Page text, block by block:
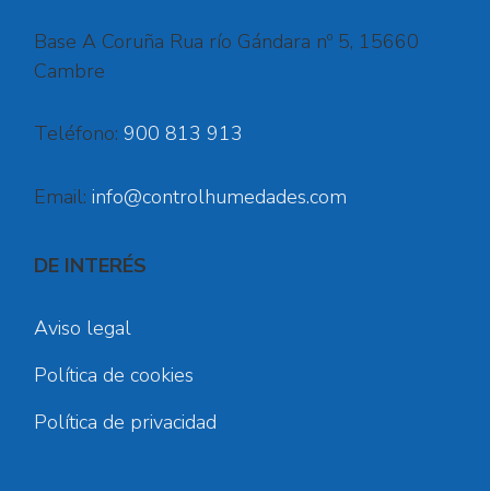
Base A Coruña Rua río Gándara nº 5, 15660
Cambre
Teléfono: 900 813 913
Email: info@controlhumedades.com
DE INTERÉS
Aviso legal
Política de cookies
Política de privacidad